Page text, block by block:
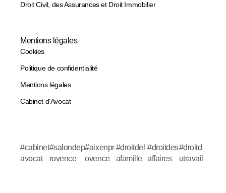
Droit Civil, des Assurances et Droit Immobilier
Mentions légales
Cookies
Politique de confidentialité
Mentions légales
Cabinet d'Avocat
#cabinet
avocat
#salondep
rovence
#aixenpr
ovence
#droitdel
afamille
#droitdes
affaires
#droitd
utravail